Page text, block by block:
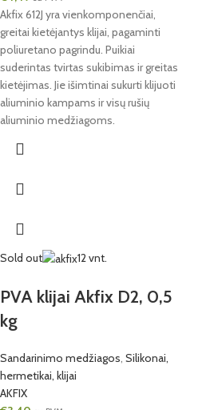
Akfix 612J yra vienkomponenčiai,
greitai kietėjantys klijai, pagaminti
poliuretano pagrindu. Puikiai
suderintas tvirtas sukibimas ir greitas
kietėjimas. Jie išimtinai sukurti klijuoti
aliuminio kampams ir visų rušių
aliuminio medžiagoms.
Sold out 12 vnt.
PVA klijai Akfix D2, 0,5
kg
Sandarinimo medžiagos, Silikonai,
hermetikai, klijai
AKFIX